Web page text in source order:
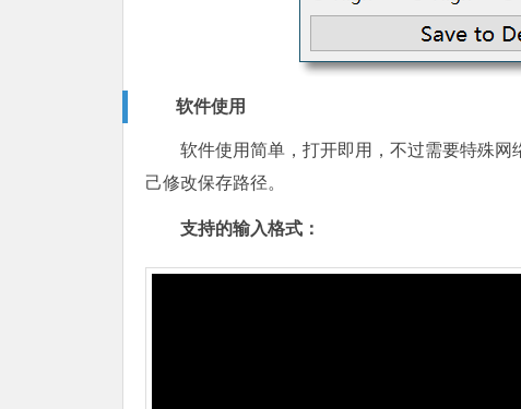
软件使用
软件使用简单，打开即用，不过需要特殊
己修改保存路径。
支持的输入格式：